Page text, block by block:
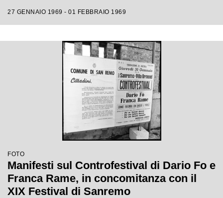
27 GENNAIO 1969 - 01 FEBBRAIO 1969
FOTO
Manifesti sul Controfestival di Dario Fo e
Franca Rame, in concomitanza con il
XIX Festival di Sanremo